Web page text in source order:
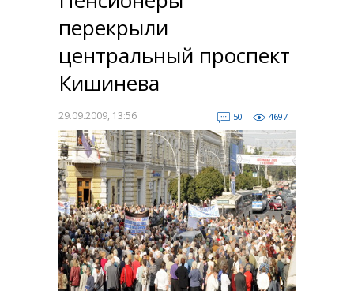
перекрыли
центральный проспект
Кишинева
29.09.2009, 13:56 50 4697